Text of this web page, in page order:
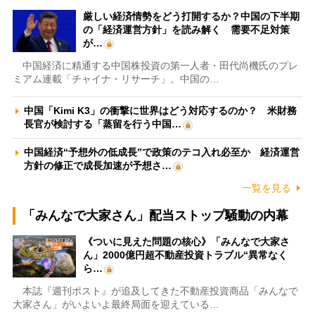
厳しい経済情勢をどう打開するか？中国の下半期
の「経済運営方針」を読み解く 需要不足対策
が…
中国経済に精通する中国株投資の第一人者・田代尚機氏のプレ
ミアム連載「チャイナ・リサーチ」。中国の…
中国「Kimi K3」の衝撃に世界はどう対応するのか？ 米財務
長官が検討する「蒸留を行う中国…
中国経済“予想外の低成長”で政策のテコ入れ必至か 経済運営
方針の修正で成長加速が予想さ…
一覧を見る
「みんなで大家さん」配当ストップ騒動の内幕
《ついに見えた問題の核心》「みんなで大家さ
ん」2000億円超不動産投資トラブル“異常なく
ら…
本誌『週刊ポスト』が追及してきた不動産投資商品「みんなで
大家さん」がいよいよ最終局面を迎えている…